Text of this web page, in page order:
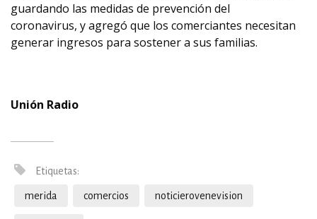
guardando las medidas de prevención del
coronavirus, y agregó que los comerciantes necesitan
generar ingresos para sostener a sus familias.
Unión Radio
Etiquetas:
merida comercios noticierovenevision